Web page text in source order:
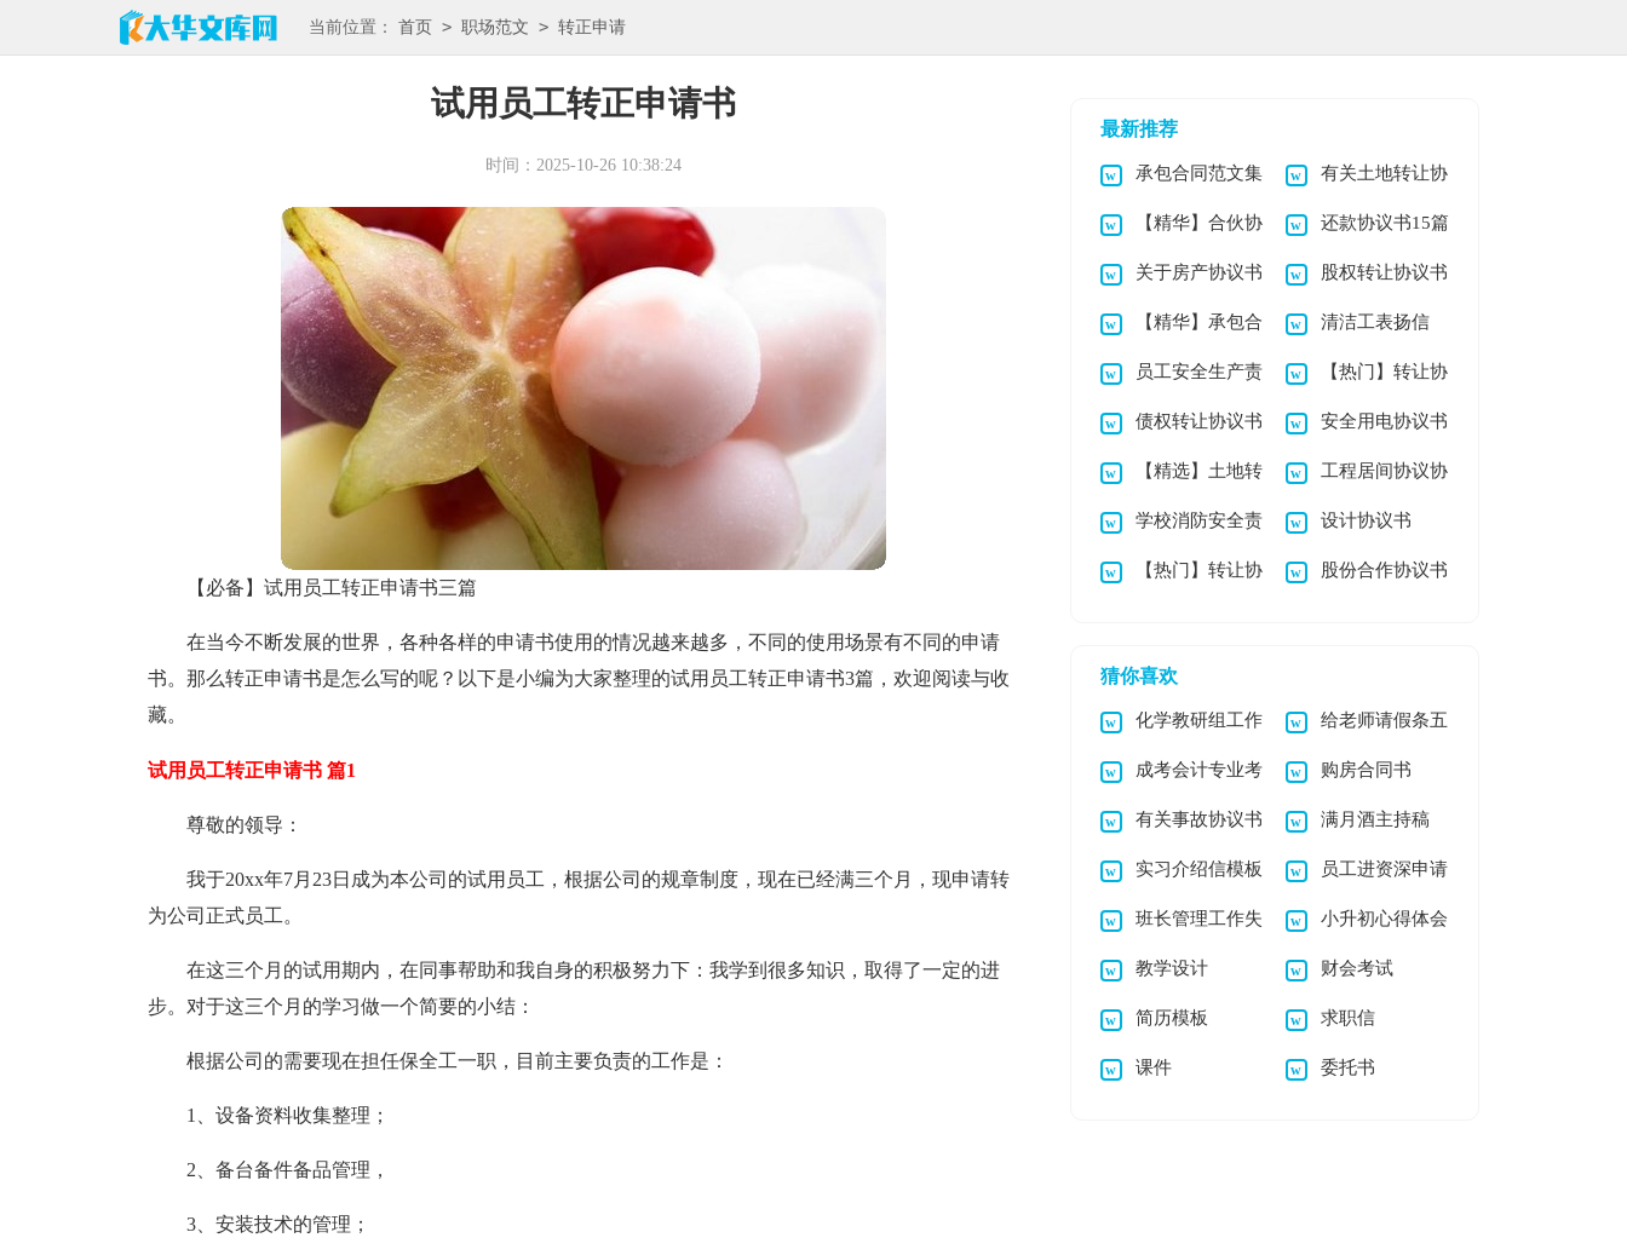
当前位置： 首页 > 职场范文 > 转正申请
试用员工转正申请书
时间：2025-10-26 10:38:24
【必备】试用员工转正申请书三篇
在当今不断发展的世界，各种各样的申请书使用的情况越来越多，不同的使用场景有不同的申请
书。那么转正申请书是怎么写的呢？以下是小编为大家整理的试用员工转正申请书3篇，欢迎阅读与收
藏。
试用员工转正申请书 篇1
尊敬的领导：
我于20xx年7月23日成为本公司的试用员工，根据公司的规章制度，现在已经满三个月，现申请转
为公司正式员工。
在这三个月的试用期内，在同事帮助和我自身的积极努力下：我学到很多知识，取得了一定的进
步。对于这三个月的学习做一个简要的小结：
根据公司的需要现在担任保全工一职，目前主要负责的工作是：
1、设备资料收集整理；
2、备台备件备品管理，
3、安装技术的管理；
最新推荐
承包合同范文集
锦五篇
有关土地转让协
议书四篇
【精华】合伙协
议书合集5篇
还款协议书15篇
关于房产协议书
集锦九篇
股权转让协议书
(集锦15篇)
【精华】承包合
同模板汇编八篇
清洁工表扬信
员工安全生产责
任书15篇
【热门】转让协
议书锦集九篇
债权转让协议书
范文集合7篇
安全用电协议书
模板集合五篇
【精选】土地转
让协议书4篇
工程居间协议协
议书合集五篇
学校消防安全责
任书
设计协议书
【热门】转让协 股份合作协议书
猜你喜欢
化学教研组工作
总结
给老师请假条五
篇
成考会计专业考
试试题
购房合同书
有关事故协议书 满月酒主持稿
实习介绍信模板
锦集7篇
员工进资深申请
书范文
班长管理工作失
职检讨书
小升初心得体会
（实用）
教学设计 财会考试
简历模板 求职信
课件 委托书